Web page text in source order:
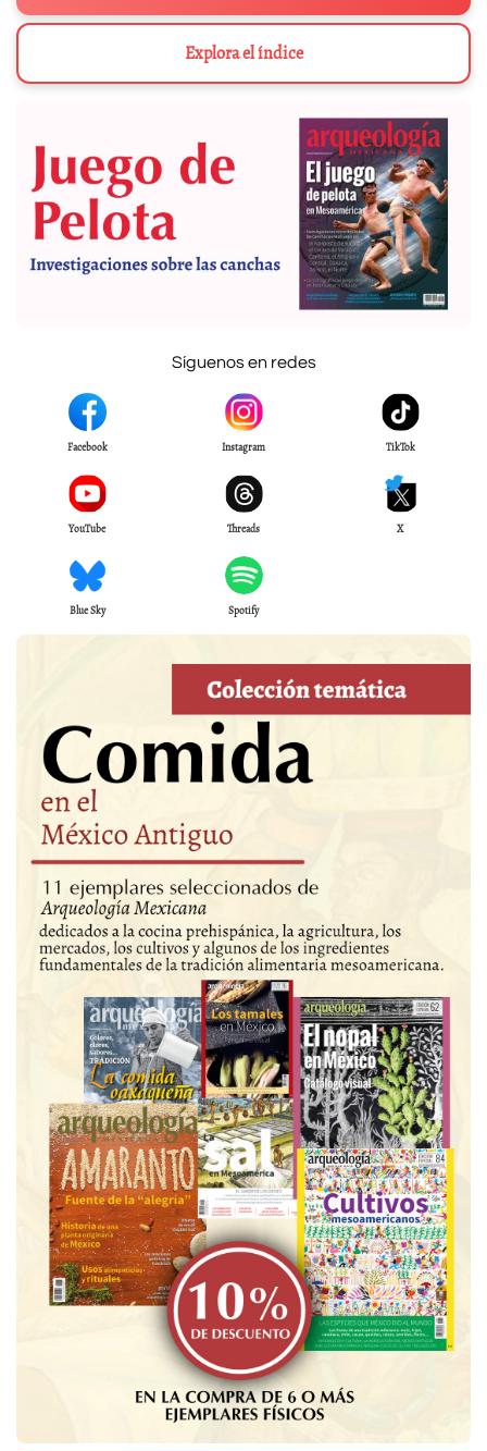
Explora el índice
Síguenos en redes
Facebook Instagram TikTok
YouTube Threads X
Blue Sky Spotify